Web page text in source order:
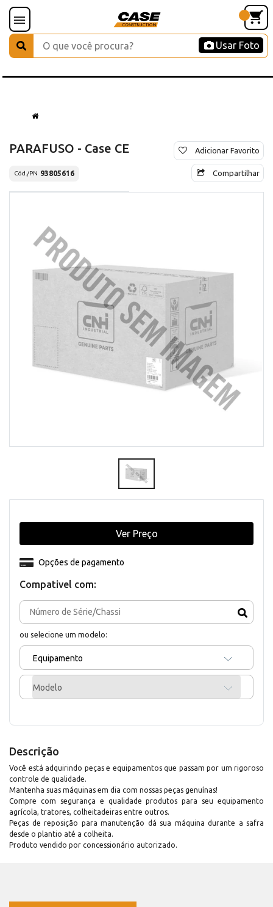
Usar Foto
PARAFUSO - Case CE
Cód./PN 93805616
Adicionar Favorito
Compartilhar
Compativel com:
ou selecione um modelo:
Equipamento
Modelo
Opções de pagamento
Ver Preço
Descrição
Você está adquirindo peças e equipamentos que passam por um rigoroso
controle de qualidade.
Mantenha suas máquinas em dia com nossas peças genuínas!
Compre com segurança e qualidade produtos para seu equipamento
agrícola, tratores, colheitadeiras entre outros.
Peças de reposição para manutenção dá sua máquina durante a safra
desde o plantio até a colheita.
Produto vendido por concessionário autorizado.